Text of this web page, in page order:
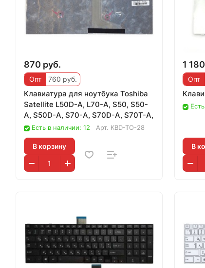
870 руб.
Опт 760 руб.
Клавиатура для ноутбука Toshiba
Satellite L50D-A, L70-A, S50, S50-
A, S50D-A, S70-A, S70D-A, S70T-A,
Есть в наличии: 12 Арт. KBD-TO-28
В корзину
1
Опт
В